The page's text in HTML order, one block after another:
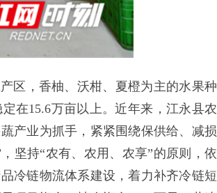
区，香柚、沃柑、夏橙为主的水果种
在15.6万亩以上。近年来，江永县农
产业为抓手，紧紧围绕保供给、减损
坚持“农有、农用、农享”的原则，依
冷链物流体系建设，着力补齐冷链短